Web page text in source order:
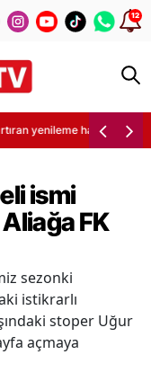
12
yenileme hamlesi
ismi
FK
sezonki
istikrarlı
stoper Uğur
açmaya